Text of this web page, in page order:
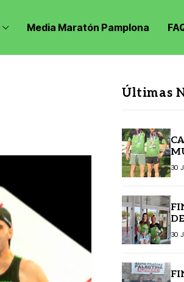
Media Maratón Pamplona
Últimas
ROAD
30
30